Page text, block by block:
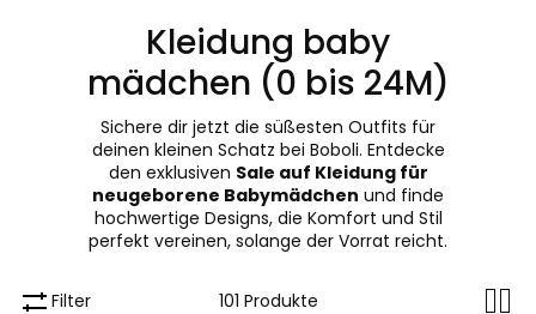
Zwischensumme
Gesamtbetrag
weiter Start der Bestellung
Kleidung baby
mädchen (0 bis 24M)
Sichere dir jetzt die süßesten Outfits für
deinen kleinen Schatz bei Boboli. Entdecke
den exklusiven Sale auf Kleidung für
neugeborene Babymädchen und finde
hochwertige Designs, die Komfort und Stil
perfekt vereinen, solange der Vorrat reicht.
Filter 101 Produkte